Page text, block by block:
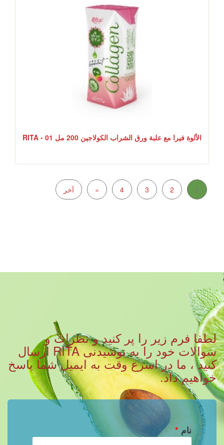
الألوة فيرا مع علبة ورق الشراب الكولاجين 200 مل RITA - 01
1
2
3
4
» آخر
لطفا فرم زیر را پر کنید و نظرات و
سوالات خود را به نوشیدنی RITA ارسال
کنید ، ما در اسرع وقت به ایمیل شما پاسخ
خواهیم داد.
نام *